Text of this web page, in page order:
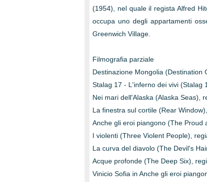
(1954), nel quale il regista Alfred
occupa uno degli appartamenti
Greenwich Village.
Filmografia parziale
Destinazione Mongolia (Destination
Stalag 17 - L'inferno dei vivi (Stalag
Nei mari dell'Alaska (Alaska Seas),
La finestra sul cortile (Rear
Anche gli eroi piangono (The Proud
I violenti (Three Violent People),
La curva del diavolo (The Devil's
Acque profonde (The Deep Six),
Vinicio Sofia in Anche gli eroi